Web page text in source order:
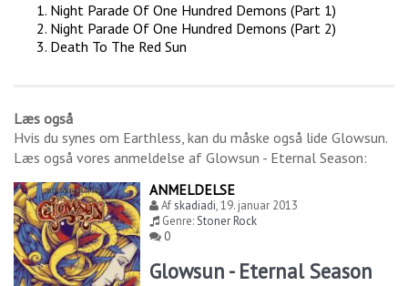
Night Parade Of One Hundred Demons (Part 1)
Night Parade Of One Hundred Demons (Part 2)
Death To The Red Sun
Læs også
Hvis du synes om Earthless, kan du måske også lide Glowsun.
Læs også vores anmeldelse af Glowsun - Eternal Season:
ANMELDELSE
Afskadiadi,19. januar 2013
Genre:Stoner Rock
0
Glowsun - Eternal Season